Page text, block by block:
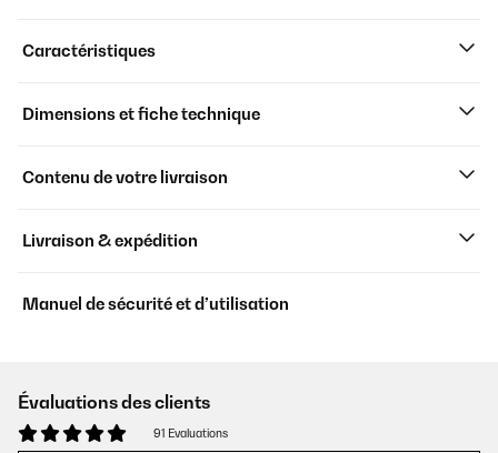
Caractéristiques
Dimensions et fiche technique
Contenu de votre livraison
Livraison & expédition
Manuel de sécurité et d’utilisation
Évaluations des clients
91 Evaluations